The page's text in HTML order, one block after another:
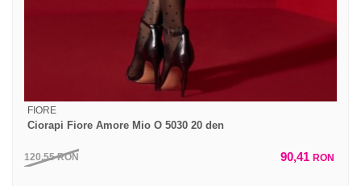
FIORE
Ciorapi Fiore Amore Mio O 5030 20 den
120,55RON 90,41 RON